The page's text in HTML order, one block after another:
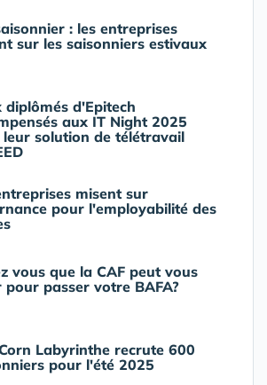
: les entreprises
sur les saisonniers estivaux
diplômés d'Epitech
aux IT Night 2025
solution de télétravail
misent sur
pour l'employabilité des
vous que la CAF peut vous
pour passer votre BAFA?
Labyrinthe recrute 600
pour l'été 2025